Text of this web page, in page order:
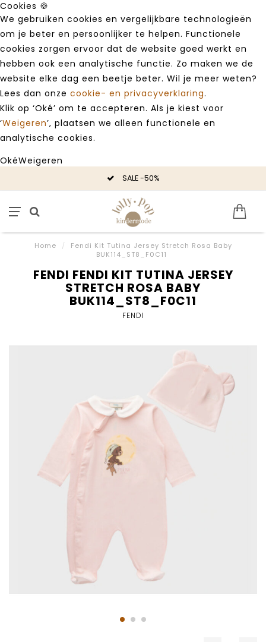
Cookies 🍪
We gebruiken cookies en vergelijkbare technologieën
om je beter en persoonlijker te helpen. Functionele
cookies zorgen ervoor dat de website goed werkt en
hebben ook een analytische functie. Zo maken we de
website elke dag een beetje beter. Wil je meer weten?
Lees dan onze cookie- en privacyverklaring.
Klik op ‘Oké’ om te accepteren. Als je kiest voor
‘Weigeren’, plaatsen we alleen functionele en
analytische cookies.
OkéWeigeren
SALE -50%
Home /
Fendi Kit Tutina Jersey Stretch Rosa Baby
BUK114_ST8_F0C11
FENDI FENDI KIT TUTINA JERSEY
STRETCH ROSA BABY
BUK114_ST8_F0C11
FENDI